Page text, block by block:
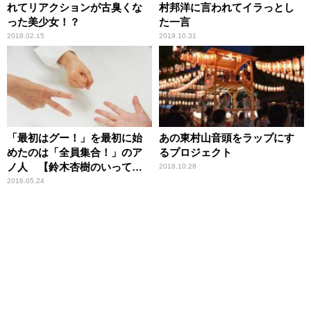
れてリアクションが古臭くな
った美少女！？
2018.02.15
村邦洋に言われてイラっとし
た一言
2019.10.31
「最初はグー！」を最初に始
めたのは「全員集合！」のア
ノ人 【鈴木杏樹のいってら
っしゃい】
2016.05.24
あの東村山音頭をラップにす
るプロジェクト
2018.10.28